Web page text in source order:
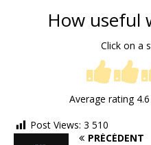
How useful
Click on a
Average rating 4.6
Post Views: 3 510
PRÉCÉDENT